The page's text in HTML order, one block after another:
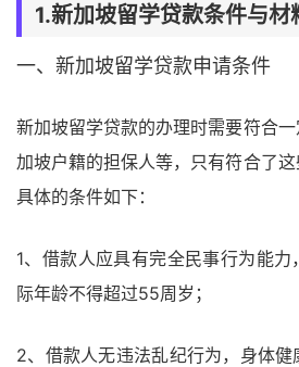
1.新加坡留学贷款条件与材
一、新加坡留学贷款申请条件
新加坡留学贷款的办理时需要符合
加坡户籍的担保人等，只有符合了这
具体的条件如下：
1、借款人应具有完全民事行为能
际年龄不得超过55周岁；
2、借款人无违法乱纪行为，身体